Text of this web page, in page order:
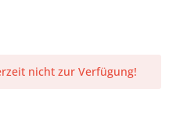
nicht zur Verfügung!